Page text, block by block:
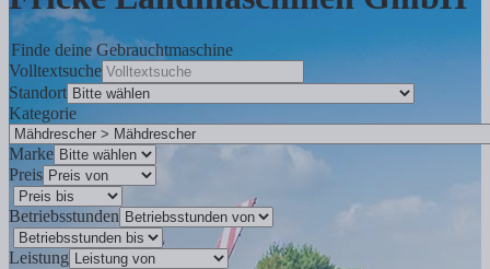
Finde deine Gebrauchtmaschine
Volltextsuche
Standort
Kategorie
Marke
Preis
Betriebsstunden
Leistung